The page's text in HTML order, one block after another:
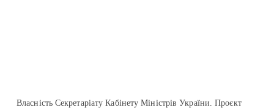
Власність Секретаріату Кабінету Міністрів України. Проєкт